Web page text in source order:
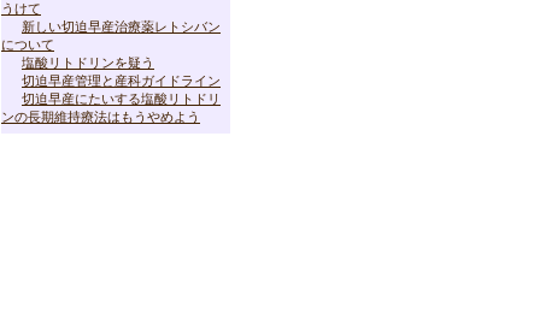
うけて
新しい切迫早産治療薬レトシバン
について
塩酸リトドリンを疑う
切迫早産管理と産科ガイドライン
切迫早産にたいする塩酸リトドリ
ンの長期維持療法はもうやめよう